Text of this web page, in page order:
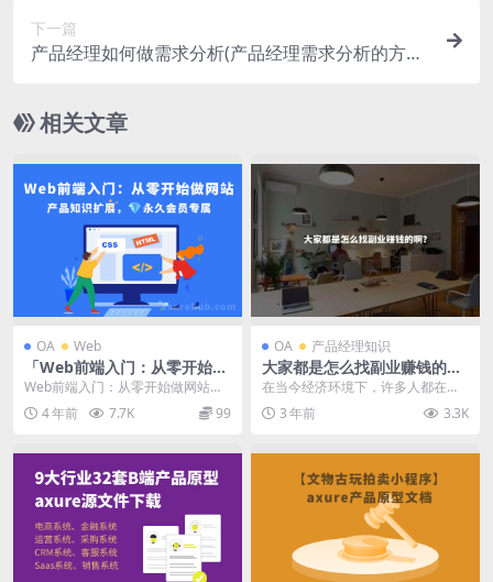
下一篇
产品经理如何做需求分析(产品经理需求分析的方法
相关文章
OA Web
「Web前端入门：从零开始做
网站」产品知识扩展，?永久
Web前端入门：从零开始做网站，
课程时长15个小时，项目导向，对
小白十分友好，完...
4 年前 7.7K 99
OA 产品经理知识
大家都是怎么找副业赚钱的
啊？
在当今经济环境下，许多人都在寻
找额外的收入来源，以应对生活中
的各种开支和不确定性...
3 年前 3.3K